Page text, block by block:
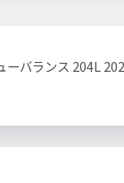
ーバランス 204L